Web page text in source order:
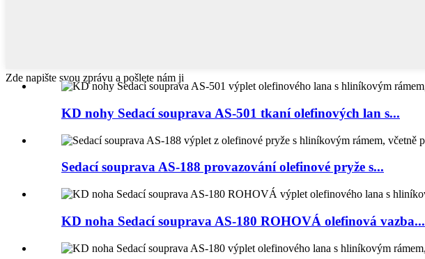
Zde napište svou zprávu a pošlete nám ji
KD nohy Sedací souprava AS-501 tkaní olefinových lan s...
Sedací souprava AS-188 provazování olefinové pryže s...
KD noha Sedací souprava AS-180 ROHOVÁ olefinová vazba...